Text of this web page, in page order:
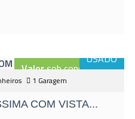
USADO
Valorsob consulta
1 Garagem
COM VISTA...